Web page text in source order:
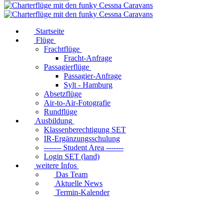
Startseite
Flüge
Frachtflüge
Fracht-Anfrage
Passagierflüge
Passagier-Anfrage
Sylt - Hamburg
Absetzflüge
Air-to-Air-Fotografie
Rundflüge
Ausbildung
Klassenberechtigung SET
IR-Ergänzungsschulung
------- Student Area -------
Login SET (land)
weitere Infos
Das Team
Aktuelle News
Termin-Kalender